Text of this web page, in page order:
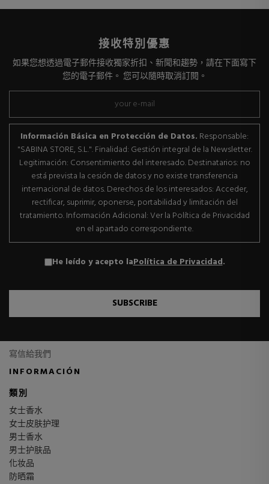
接收特別優惠
如果您想透過電子郵件接收獨家折扣、新聞和趨勢，請在下面寫下
您的電子郵件。 您可以隨時取消訂閱。
Información Básica en Protección de Datos. Responsable:
"SABINA STORE, S.L.". Finalidad: Gestión integral de la Newsletter.
Legitimación: Consentimiento del interesado. Destinatarios: no
está prevista la cesión de datos y no existe transferencia
internacional de datos. Derechos de los interesados: Acceder,
rectificar, suprimir, oponerse, portabilidad y limitación del
tratamiento. Información Adicional: Ver la Política de Privacidad
en el apartado correspondiente.
He leído y acepto laPolítica de Privacidad.
SUBSCRIBE
寫信給我們
INFORMACIÓN
類別
女士香水
女士皮肤护理
男士香水
男士护肤品
化妆品
防晒霜